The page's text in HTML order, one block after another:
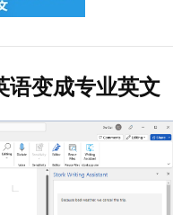
语变成专业英文